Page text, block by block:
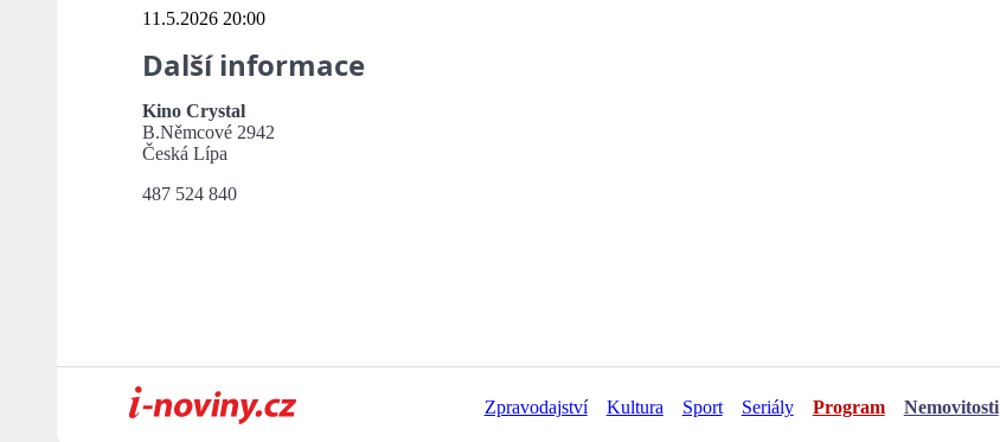
11.5.2026 20:00
Další informace
Kino Crystal
B.Němcové 2942
Česká Lípa
487 524 840
Zpravodajství Kultura Sport Seriály Program Nemovitosti